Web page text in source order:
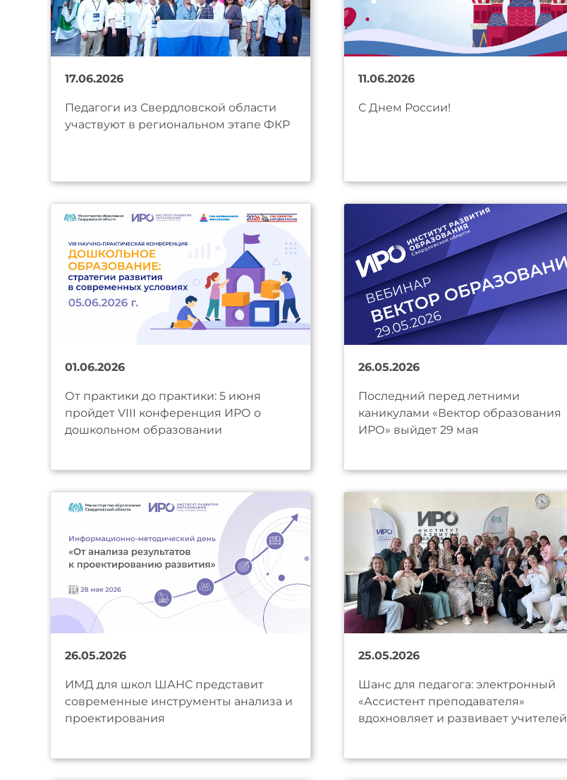
17.06.2026
Педагоги из Свердловской области
участвуют в региональном этапе ФКР
11.06.2026
С Днем России!
01.06.2026
От практики до практики: 5 июня
пройдет VIII конференция ИРО о
дошкольном образовании
26.05.2026
Последний перед летними
каникулами «Вектор образования
ИРО» выйдет 29 мая
26.05.2026
ИМД для школ ШАНС представит
современные инструменты анализа и
проектирования
25.05.2026
Шанс для педагога: электронный
«Ассистент преподавателя»
вдохновляет и развивает учителей